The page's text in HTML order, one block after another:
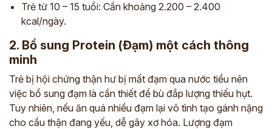
Trẻ từ 10 – 15 tuổi: Cần khoảng 2.200 – 2.400
kcal/ngày.
2. Bổ sung Protein (Đạm) một cách thông
minh
Trẻ bị hội chứng thận hư bị mất đạm qua nước tiểu nên
việc bổ sung đạm là cần thiết để bù đắp lượng thiếu hụt.
Tuy nhiên, nếu ăn quá nhiều đạm lại vô tình tạo gánh nặng
cho cầu thận đang yếu, dễ gây xơ hóa. Lượng đạm